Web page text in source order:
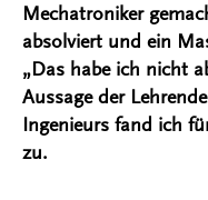
Mechatroniker
absolviert und ein
„Das habe ich nicht
Aussage der
Ingenieurs fand ich
zu.